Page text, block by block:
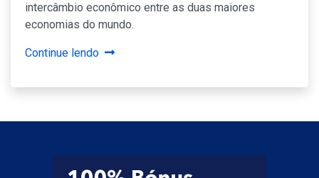
intercâmbio econômico entre as duas maiores
economias do mundo.
Continue lendo